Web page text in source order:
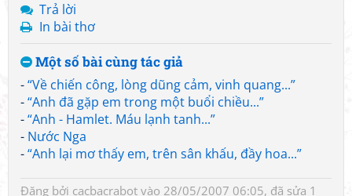
Trả lời
In bài thơ
Một số bài cùng tác giả
-“Về chiến công, lòng dũng cảm, vinh quang...”
-“Anh đã gặp em trong một buổi chiều...”
-“Anh - Hamlet. Máu lạnh tanh...”
- Nước Nga
-“Anh lại mơ thấy em, trên sân khấu, đầy hoa...”
Đăng bởi cacbacrabot vào 28/05/2007 06:05, đã sửa 1